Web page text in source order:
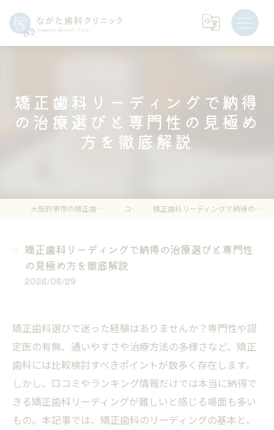
矯正歯科リーディングで納得
の治療選びと専門性の見極め
方を徹底解説
大阪府堺市の矯正歯科ならながた歯科クリニック コラム 矯正歯科リーディングで納得の治療選びと専門性の見極め方を徹底解説
矯正歯科リーディングで納得の治療選びと専門性
の見極め方を徹底解説
2026/06/29
矯正歯科選びで迷った経験はありませんか？専門性や認
定医の有無、通いやすさや治療方法の多様さなど、矯正
歯科には比較検討すべきポイントが数多く存在します。
しかし、口コミやランキング情報だけでは本当に納得で
きる矯正歯科リーディングが難しいと感じる場面も多い
もの。本記事では、矯正歯科のリーディングの基本と、